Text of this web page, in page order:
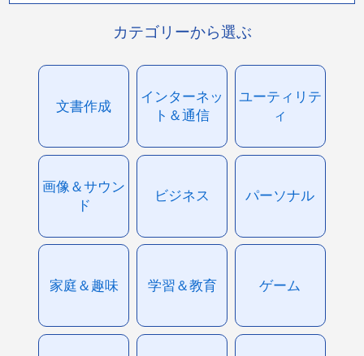
カテゴリーから選ぶ
文書作成
インターネッ
ト＆通信
ユーティリテ
ィ
画像＆サウン
ド
ビジネス パーソナル
家庭＆趣味 学習＆教育 ゲーム